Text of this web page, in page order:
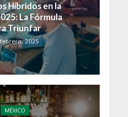
Híbridos en la
La Fórmula
Triunfar
2025
MÉXICO